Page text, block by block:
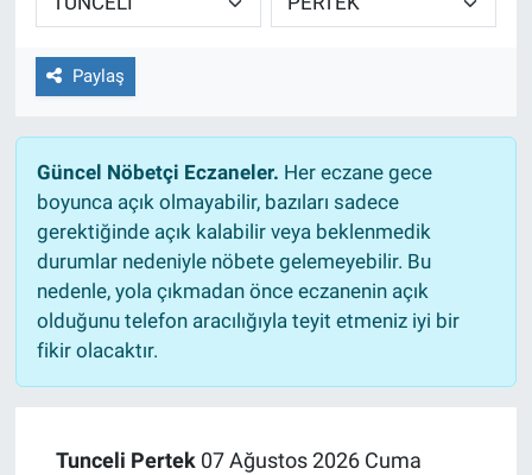
Paylaş
Güncel Nöbetçi Eczaneler. Her eczane gece
boyunca açık olmayabilir, bazıları sadece
gerektiğinde açık kalabilir veya beklenmedik
durumlar nedeniyle nöbete gelemeyebilir. Bu
nedenle, yola çıkmadan önce eczanenin açık
olduğunu telefon aracılığıyla teyit etmeniz iyi bir
fikir olacaktır.
Tunceli Pertek07 Ağustos 2026 Cuma